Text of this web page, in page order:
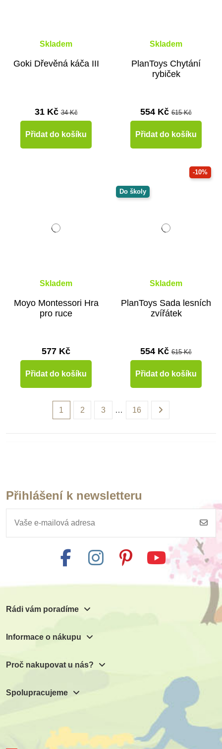
Skladem
Goki Dřevěná káča III
31 Kč34 Kč
Přidat do košíku
Skladem
PlanToys Chytání
rybiček
554 Kč 615 Kč
Přidat do košíku
Skladem
Moyo Montessori Hra
pro ruce
577 Kč
Přidat do košíku
-10%
Do školy
Skladem
PlanToys Sada lesních
zvířátek
554 Kč 615 Kč
Přidat do košíku
1 2 3 … 16
Přihlášení k newsletteru
Rádi vám poradíme
Informace o nákupu
Proč nakupovat u nás?
Spolupracujeme